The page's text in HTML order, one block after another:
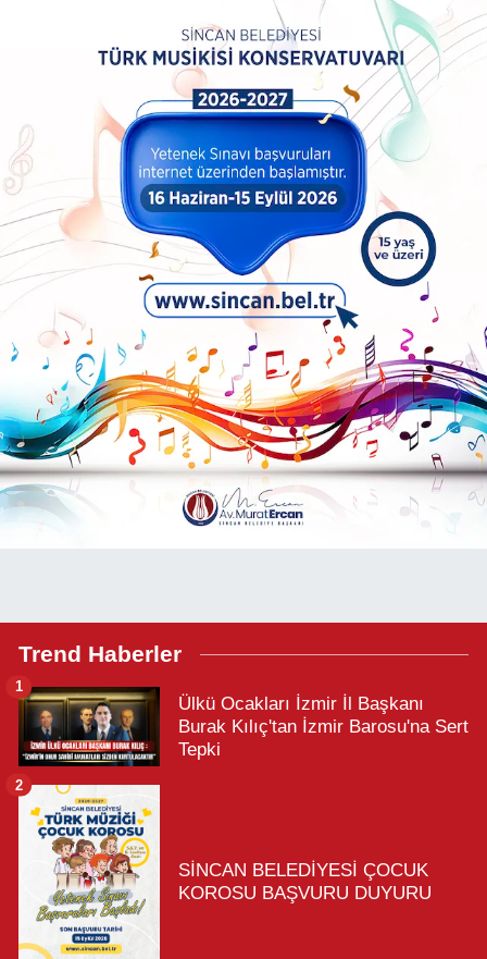
Trend Haberler
Ülkü Ocakları İzmir İl Başkanı
Burak Kılıç'tan İzmir Barosu'na Sert
Tepki
1
SİNCAN BELEDİYESİ ÇOCUK
KOROSU BAŞVURU DUYURU
2